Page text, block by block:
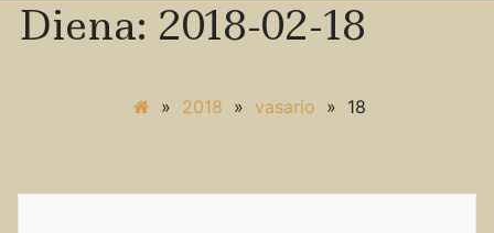
Diena: 2018-02-18
» 2018 » vasario » 18